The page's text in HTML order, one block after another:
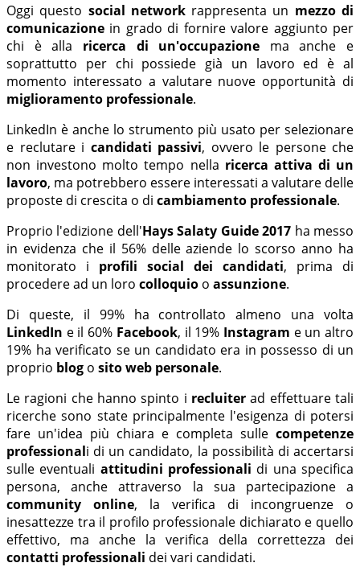
Oggi questo social networkrappresenta un mezzo di
comunicazione in grado di fornire valore aggiunto per
chi è alla ricerca di un'occupazione ma anche e
soprattutto per chi possiede già un lavoro ed è al
momento interessato a valutare nuove opportunità di
miglioramento professionale.
LinkedIn è anche lo strumento più usato per selezionare
e reclutare i candidati passivi, ovvero le persone che
non investono molto tempo nella ricerca attiva di un
lavoro, ma potrebbero essere interessati a valutare delle
proposte di crescita o di cambiamento professionale.
Proprio l'edizione dell'Hays Salaty Guide 2017 ha messo
in evidenza che il 56% delle aziende lo scorso anno ha
monitorato i profili social dei candidati, prima di
procedere ad un loro colloquio o assunzione.
Di queste, il 99% ha controllato almeno una volta
LinkedIn e il 60% Facebook, il 19% Instagram e un altro
19% ha verificato se un candidato era in possesso di un
proprio blog o sito web personale.
Le ragioni che hanno spinto i recluiter ad effettuare tali
ricerche sono state principalmente l'esigenza di potersi
fare un'idea più chiara e completa sulle competenze
professionali di un candidato, la possibilità di accertarsi
sulle eventuali attitudini professionali di una specifica
persona, anche attraverso la sua partecipazione a
community online, la verifica di incongruenze o
inesattezze tra il profilo professionale dichiarato e quello
effettivo, ma anche la verifica della correttezza dei
contatti professionali dei vari candidati.